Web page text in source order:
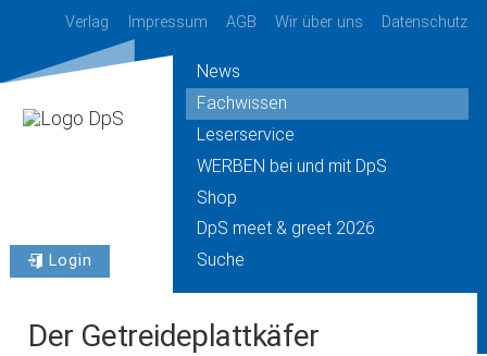
Verlag Impressum AGB Wir über uns Datenschutz
Login
News
Fachwissen
Leserservice
WERBEN bei und mit DpS
Shop
DpS meet & greet 2026
Suche
Der Getreideplattkäfer